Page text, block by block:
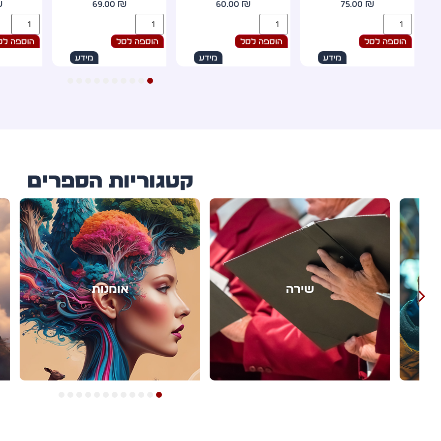
60.00 ₪
מידע
הוספה לסל
69.00 ₪
מידע
הוספה לסל
79.00 ₪
מידע
הוספה לסל הוספה
קטגוריות הספרים
אומנות אימון